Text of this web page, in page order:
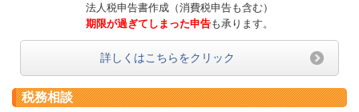
法人税申告書作成（消費税申告も含む）
期限が過ぎてしまった申告も承ります。
詳しくはこちらをクリック
税務相談